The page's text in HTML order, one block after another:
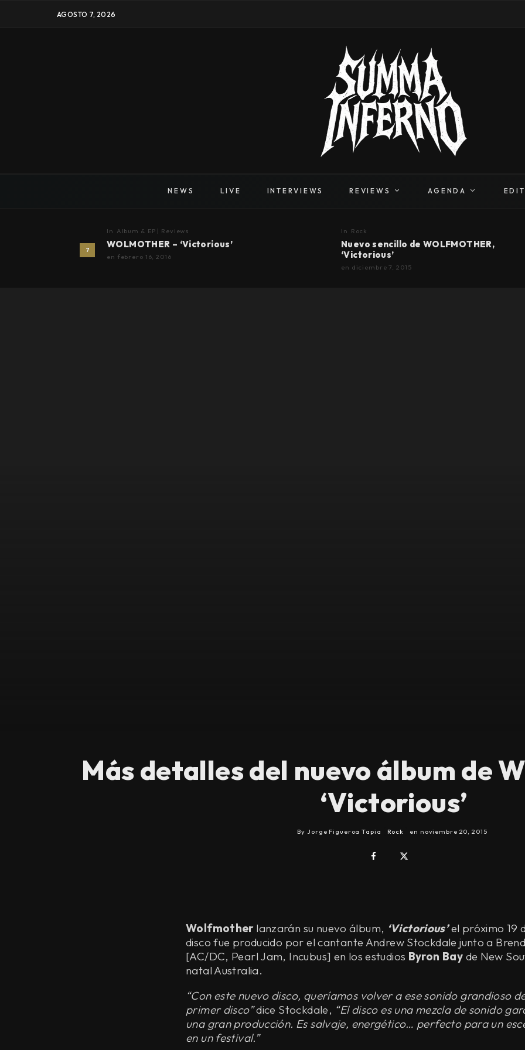
AGOSTO 7, 2026
NEWS LIVE INTERVIEWS REVIEWS AGENDA
7
In Album & EP | Reviews
WOLMOTHER – ‘Victorious’
en febrero 16, 2016
In Rock
Nuevo sencillo de WOLFMOTHER,
‘Victorious’
en diciembre 7, 2015
Más detalles del nuevo álbum de
‘Victorious’
By Jorge Figueroa Tapia Rock en noviembre 20, 2015
Wolfmother lanzarán su nuevo álbum, ‘Victorious’el próximo 19
disco fue producido por el cantante Andrew Stockdale junto a
[AC/DC, Pearl Jam, Incubus] en los estudios Byron Bay de New
natal Australia.
“Con este nuevo disco, queríamos volver a ese sonido grandioso
primer disco”dice Stockdale, “El disco es una mezcla de sonido
una gran producción. Es salvaje, energético… perfecto para un
en un festival.”